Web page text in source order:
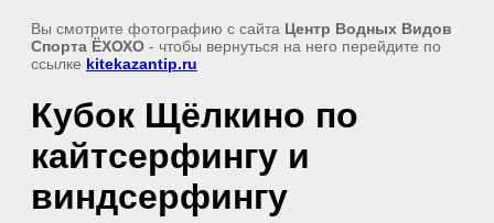
Вы смотрите фотографию с сайта Центр Водных Видов
Спорта ЁХОХО - чтобы вернуться на него перейдите по
ссылке kitekazantip.ru
Кубок Щёлкино по
кайтсерфингу и
виндсерфингу